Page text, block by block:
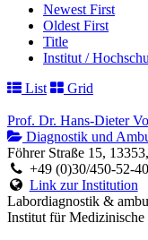
Newest First
Oldest First
Title
Institut /
List
Grid
Prof. Dr. Hans-Dieter
Diagnostik und
Föhrer Straße 15,
+49 (0)30/450-52-
Link zur Institution
Labordiagnostik &
Institut für